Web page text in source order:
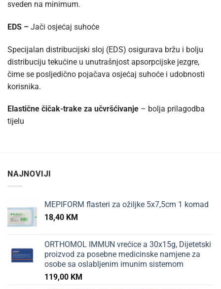
sveden na minimum.
EDS – Jači osjećaj suhoće
Specijalan distribucijski sloj (EDS) osigurava bržu i bolju
distribuciju tekućine u unutrašnjost apsorpcijske jezgre,
čime se posljedično pojačava osjećaj suhoće i udobnosti
korisnika.
Elastične čičak-trake za učvršćivanje – bolja prilagodba
tijelu
NAJNOVIJI
MEPIFORM flasteri za ožiljke 5x7,5cm 1 komad
18,40 KM
ORTHOMOL IMMUN vrećice a 30x15g, Dijetetski
proizvod za posebne medicinske namjene za
osobe sa oslabljenim imunim sistemom
119,00 KM